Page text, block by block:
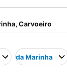
da Marinha